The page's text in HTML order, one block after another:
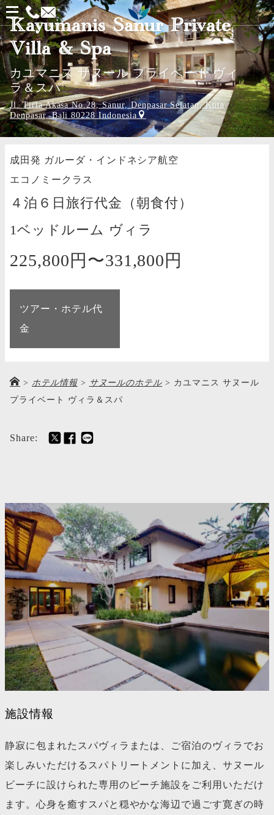
メ
ニ
ュ
ー
を
開
く
Kayumanis Sanur Private
Villa & Spa
カユマニス サヌール プライベート ヴィ
ラ＆スパ
Jl. Tirta Akasa No.28, Sanur, Denpasar Selatan, Kota
Denpasar, Bali 80228 Indonesia
成田発 ガルーダ・インドネシア航空
エコノミークラス
４泊６日旅行代金（朝食付）
1ベッドルーム ヴィラ
225,800円〜331,800円
ツアー・ホテル代
金
> ホテル情報> サヌールのホテル > カユマニス サヌール
プライベート ヴィラ＆スパ
Share:
施設情報
静寂に包まれたスパヴィラまたは、ご宿泊のヴィラでお
楽しみいただけるスパトリートメントに加え、サヌール
ビーチに設けられた専用のビーチ施設をご利用いただけ
ます。心身を癒すスパと穏やかな海辺で過ごす寛ぎの時